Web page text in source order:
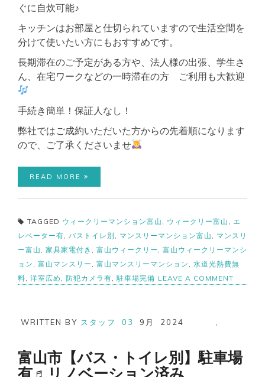
ぐに自炊可能♪
キッチンはお部屋と仕切られていますので生活空間を
分けて使いたい方にもおすすめです。
長期滞在のご予定がある方や、法人様の出張、学生さ
ん、在宅ワークなどの一時滞在の方 ご利用も大歓迎
手続き簡単！保証人なし！
弊社ではご成約いただいた方からの先着順になります
ので、ご了承くださいませ
READ MORE
TAGGED ウィークリーマンション富山 ウィークリー富山
エ
レベーター有 バストイレ別 マンスリーマンション富山
マンスリ
ー富山
家具家電付き 富山ウィークリー
富山ウィークリーマンシ
ョン
富山マンスリー 富山マンスリーマンション
水道光熱費無
料 洋室広め 防犯カメラ有 駐車場完備 LEAVE A COMMENT
富
イ
レ
WRITTEN BY スタッフ 03 9月 2024
富山市【バス・トイレ別】駐車場
有♬リノベーション済み